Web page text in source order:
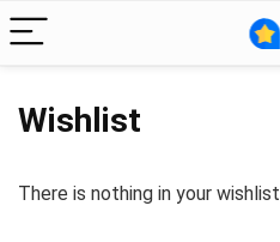
Wishlist
There is nothing in your wishlist